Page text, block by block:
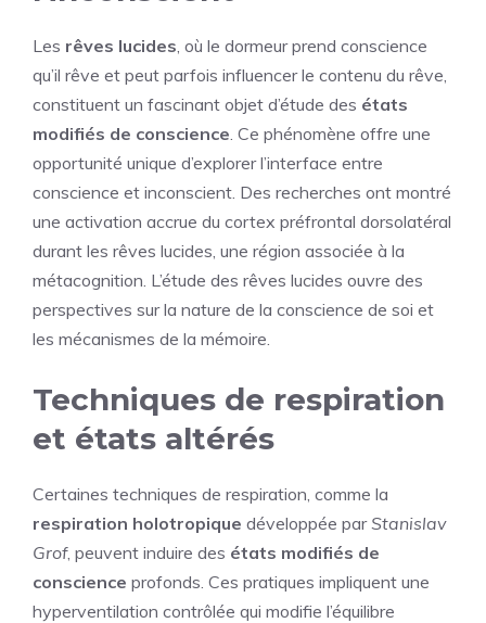
Les rêves lucides, où le dormeur prend conscience
qu’il rêve et peut parfois influencer le contenu du rêve,
constituent un fascinant objet d’étude des états
modifiés de conscience. Ce phénomène offre une
opportunité unique d’explorer l’interface entre
conscience et inconscient. Des recherches ont montré
une activation accrue du cortex préfrontal dorsolatéral
durant les rêves lucides, une région associée à la
métacognition. L’étude des rêves lucides ouvre des
perspectives sur la nature de la conscience de soi et
les mécanismes de la mémoire.
Techniques de respiration
et états altérés
Certaines techniques de respiration, comme la
respiration holotropique développée parStanislav
Grof, peuvent induire des états modifiés de
conscience profonds. Ces pratiques impliquent une
hyperventilation contrôlée qui modifie l’équilibre